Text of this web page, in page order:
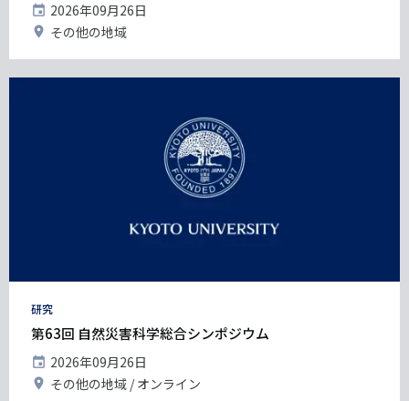
開
催
日
2026年09月26日
開
地
その他の地域
タ
グ
研究
第63回 自然災害科学総合シンポジウム
開
催
日
2026年09月26日
開 その他の地域 オンライン